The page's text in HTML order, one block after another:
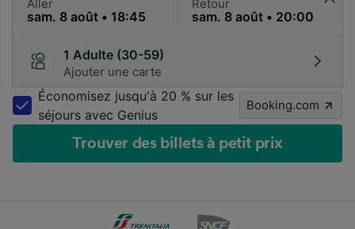
Aller Retour
1 Adulte (30-59)
Ajouter une carte
Économisez jusqu'à 20 % sur les
séjours avec Genius
Booking.com
Trouver des billets à petit prix